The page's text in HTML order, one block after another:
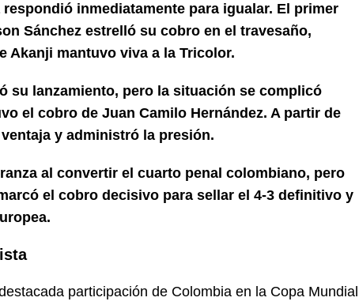
inmediatamente para igualar. El primer
Sánchez estrelló su cobro en el travesaño,
Akanji mantuvo viva a la Tricolor.
su lanzamiento, pero la situación se complicó
el cobro de Juan Camilo Hernández. A partir de
y administró la presión.
al convertir el cuarto penal colombiano, pero
el cobro decisivo para sellar el 4-3 definitivo y
participación de Colombia en la Copa Mundial